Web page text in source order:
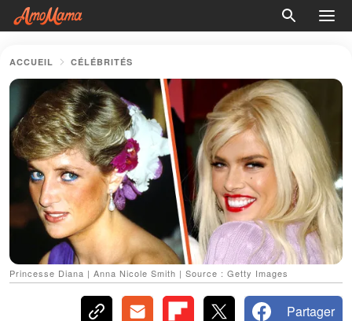
ACCUEIL CÉLÉBRITÉS
Princesse Diana | Anna Nicole Smith | Source : Getty Images
Partager